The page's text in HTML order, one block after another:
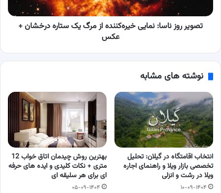
ستاره
درخشان
تصویر روز ناسا: نمایی خیره‌کننده از مرگ یک ستاره درخشان +
عکس
نوشته های مشابه
انتخاب اقامتگاه در گیلان: تحلیل
تخصصی بازار ویلا و راهنمای اجاره
ویلا در رشت و انزلی
۱۰-۰۹-۱۴۰۴
بهترین روش چیدمان اتاق خواب 12
متری + نکات کلیدی و ایده های حرفه
ای برای هر سلیقه ای
۰۵-۰۹-۱۴۰۴